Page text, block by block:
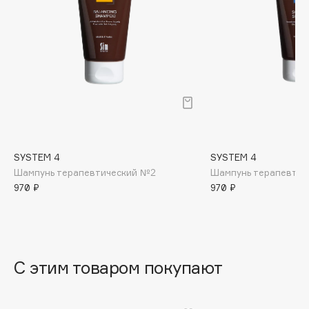
Balmain Hair Couture
Beauty Bomb
Beauty Pati
Beautyblades
Biodance
SYSTEM 4
Шампунь терапевтический №2
970 ₽
SYSTEM 4
Шампунь
970 ₽
С этим товаром покупают